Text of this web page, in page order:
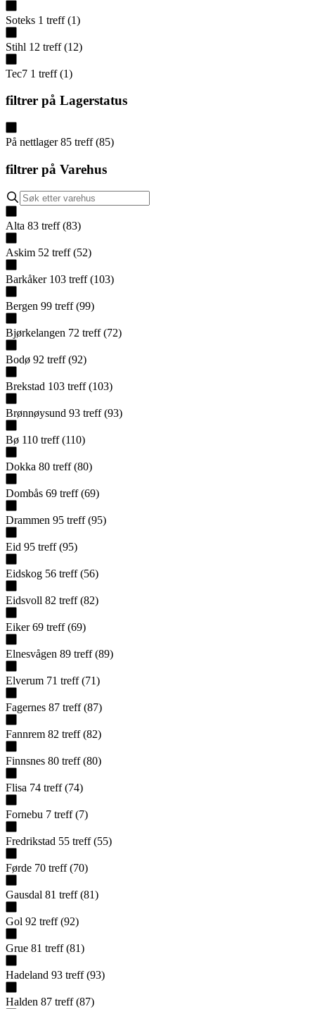
Soteks 1 treff (1)
Stihl 12 treff (12)
Tec7 1 treff (1)
filtrer på Lagerstatus
På nettlager 85 treff (85)
filtrer på Varehus
Alta 83 treff (83)
Askim 52 treff (52)
Barkåker 103 treff (103)
Bergen 99 treff (99)
Bjørkelangen 72 treff (72)
Bodø 92 treff (92)
Brekstad 103 treff (103)
Brønnøysund 93 treff (93)
Bø 110 treff (110)
Dokka 80 treff (80)
Dombås 69 treff (69)
Drammen 95 treff (95)
Eid 95 treff (95)
Eidskog 56 treff (56)
Eidsvoll 82 treff (82)
Eiker 69 treff (69)
Elnesvågen 89 treff (89)
Elverum 71 treff (71)
Fagernes 87 treff (87)
Fannrem 82 treff (82)
Finnsnes 80 treff (80)
Flisa 74 treff (74)
Fornebu 7 treff (7)
Fredrikstad 55 treff (55)
Førde 70 treff (70)
Gausdal 81 treff (81)
Gol 92 treff (92)
Grue 81 treff (81)
Hadeland 93 treff (93)
Halden 87 treff (87)